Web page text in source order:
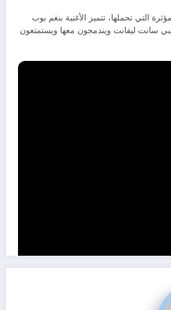
التي تحملها، تتميز الأغنية بنغم بوب
سانت ليفانت ويندمجون معها ويستمتعون